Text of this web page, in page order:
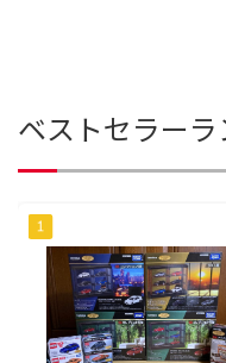
ベストセラー